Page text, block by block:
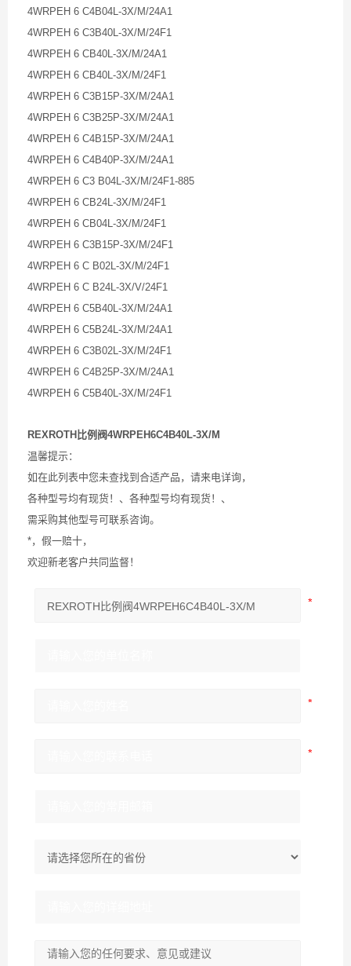
4WRPEH 6 C4B04L-3X/M/24A1
4WRPEH 6 C3B40L-3X/M/24F1
4WRPEH 6 CB40L-3X/M/24A1
4WRPEH 6 CB40L-3X/M/24F1
4WRPEH 6 C3B15P-3X/M/24A1
4WRPEH 6 C3B25P-3X/M/24A1
4WRPEH 6 C4B15P-3X/M/24A1
4WRPEH 6 C4B40P-3X/M/24A1
4WRPEH 6 C3 B04L-3X/M/24F1-885
4WRPEH 6 CB24L-3X/M/24F1
4WRPEH 6 CB04L-3X/M/24F1
4WRPEH 6 C3B15P-3X/M/24F1
4WRPEH 6 C B02L-3X/M/24F1
4WRPEH 6 C B24L-3X/V/24F1
4WRPEH 6 C5B40L-3X/M/24A1
4WRPEH 6 C5B24L-3X/M/24A1
4WRPEH 6 C3B02L-3X/M/24F1
4WRPEH 6 C4B25P-3X/M/24A1
4WRPEH 6 C5B40L-3X/M/24F1
REXROTH比例阀4WRPEH6C4B40L-3X/M
温馨提示：
如在此列表中您未查找到合适产品，请来电详询，
各种型号均有现货！、各种型号均有现货！、
需采购其他型号可联系咨询。
*，假一赔十，
欢迎新老客户共同监督！